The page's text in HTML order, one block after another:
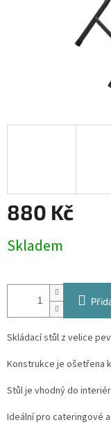
880 Kč
cena:
Skladem
Skládací stůl z velice
Konstrukce je ošetřena
Stůl je vhodný do
Ideální pro cateringové